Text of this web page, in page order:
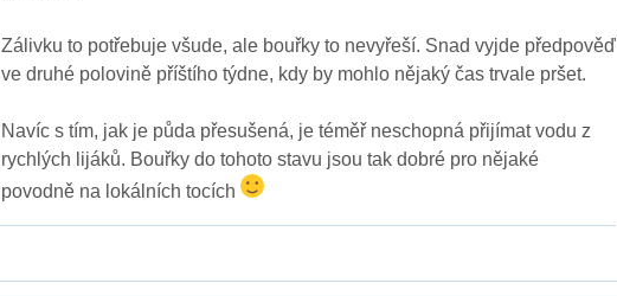
Zálivku to potřebuje všude, ale bouřky to nevyřeší. Snad vyjde předpověď
ve druhé polovině příštího týdne, kdy by mohlo nějaký čas trvale pršet.
Navíc s tím, jak je půda přesušená, je téměř neschopná přijímat vodu z
rychlých lijáků. Bouřky do tohoto stavu jsou tak dobré pro nějaké
povodně na lokálních tocích